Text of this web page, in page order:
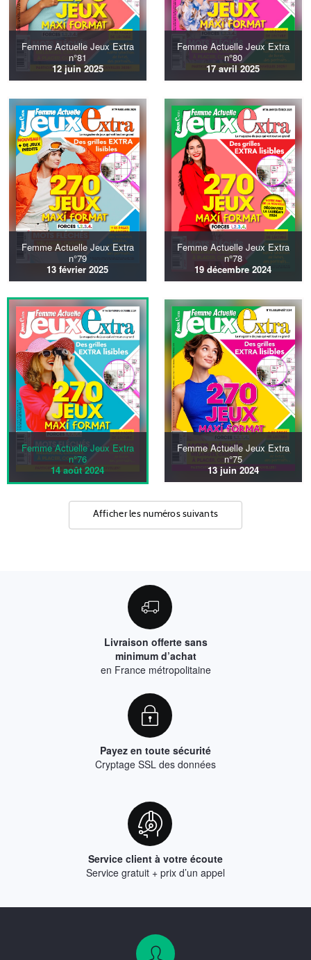
Femme Actuelle Jeux Extra
n°81
12 juin 2025
Femme Actuelle Jeux Extra
n°80
17 avril 2025
Femme Actuelle Jeux Extra
n°79
13 février 2025
Femme Actuelle Jeux Extra
n°78
19 décembre 2024
Femme Actuelle Jeux Extra
n°76
14 août 2024
Femme Actuelle Jeux Extra
n°75
13 juin 2024
Afficher les numéros suivants
Livraison offerte sans
minimum d’achat
en France métropolitaine
Payez en toute sécurité
Cryptage SSL des données
Service client à votre écoute
Service gratuit + prix d’un appel